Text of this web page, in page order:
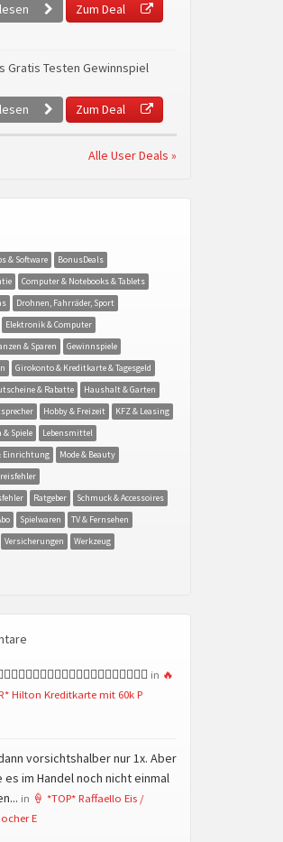
Zum Deal
Gratis Testen Gewinnspiel
Zum Deal
Alle User Deals »
& Software
BonusDeals
Computer & Notebooks & Tablets
Drohnen, Fahrräder, Sport
Elektronik & Computer
& Sparen
Gewinnspiele
Girokonto & Kreditkarte & Tagesgeld
& Rabatte
Haushalt & Garten
Hobby & Freizeit
KFZ & Leasing
& Spiele
Lebensmittel
Einrichtung
Mode & Beauty
Ratgeber
Schmuck & Accessoires
Spielwaren
TV & Fernsehen
Versicherungen
Werkzeug
in 🔥
Hilton Kreditkarte mit 60k P
vorsichtshalber nur 1x. Aber
es im Handel noch nicht einmal
in 🍦 *TOP* Raffaello Eis /
E